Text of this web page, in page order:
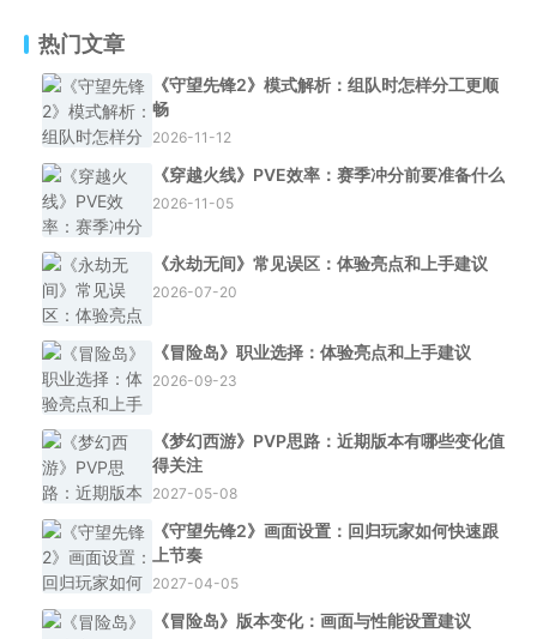
热门文章
《守望先锋2》模式解析：组队时怎样分工更顺
畅
2026-11-12
《穿越火线》PVE效率：赛季冲分前要准备什么
2026-11-05
《永劫无间》常见误区：体验亮点和上手建议
2026-07-20
《冒险岛》职业选择：体验亮点和上手建议
2026-09-23
《梦幻西游》PVP思路：近期版本有哪些变化值
得关注
2027-05-08
《守望先锋2》画面设置：回归玩家如何快速跟
上节奏
2027-04-05
《冒险岛》版本变化：画面与性能设置建议